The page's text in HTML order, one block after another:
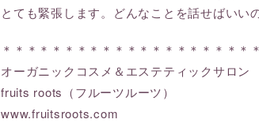
とても緊張します。どんなことを話せばいい
＊＊＊＊＊＊＊＊＊＊＊＊＊＊＊＊＊＊＊＊
オーガニックコスメ＆エステティックサロン
fruits roots（フルーツルーツ）
www.fruitsroots.com